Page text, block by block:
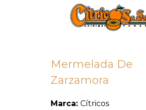
Mermelada De
Zarzamora
Marca: Cítricos